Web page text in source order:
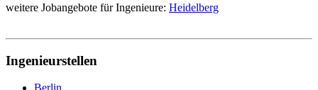
weitere Jobangebote für Ingenieure: Heidelberg
Ingenieurstellen